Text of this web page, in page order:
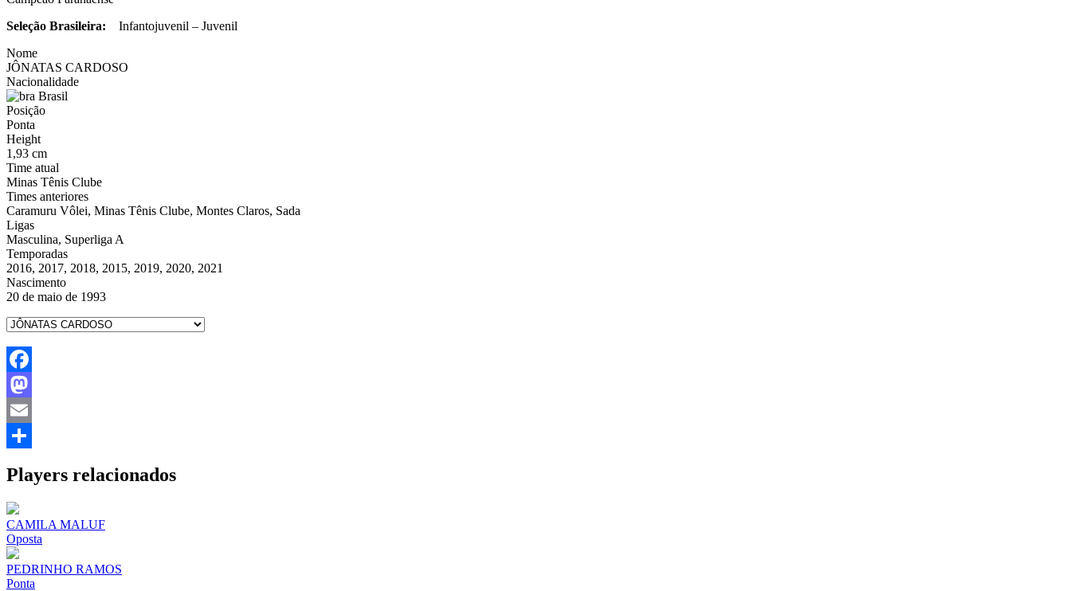
Seleção Brasileira: Infantojuvenil – Juvenil
Nome
JÔNATAS CARDOSO
Nacionalidade
Brasil
Posição
Ponta
Height
1,93 cm
Time atual
Minas Tênis Clube
Times anteriores
Caramuru Vôlei, Minas Tênis Clube, Montes Claros, Sada
Ligas
Masculina, Superliga A
Temporadas
2016, 2017, 2018, 2015, 2019, 2020, 2021
Nascimento
20 de maio de 1993
Facebook
Mastodon
Email
Players relacionados
CAMILA MALUF
Oposta
PEDRINHO RAMOS
Ponta